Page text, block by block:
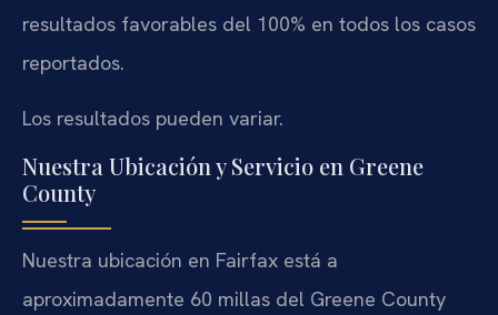
resultados favorables del 100% en todos los casos
reportados.
Los resultados pueden variar.
Nuestra Ubicación y Servicio en Greene
County
Nuestra ubicación en Fairfax está a
aproximadamente 60 millas del Greene County